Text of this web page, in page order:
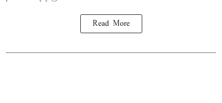
Read More